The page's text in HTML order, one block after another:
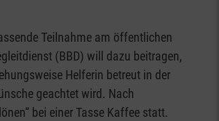
Teilnahme am öffentlichen
(BBD) will dazu beitragen,
Helferin betreut in der
geachtet wird. Nach
bei einer Tasse Kaffee statt.